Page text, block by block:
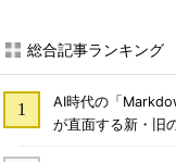
総合記事ランキング
AI時代の「
が直面する新・旧